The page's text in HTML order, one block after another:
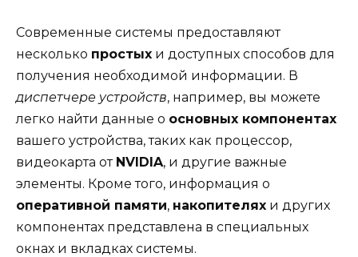
Современные системы предоставляют
несколько простых и доступных способов для
получения необходимой информации. В
диспетчере устройств, например, вы можете
легко найти данные о основных компонентах
вашего устройства, таких как процессор,
видеокарта от NVIDIA, и другие важные
элементы. Кроме того, информация о
оперативной памяти, накопителях и других
компонентах представлена в специальных
окнах и вкладках системы.